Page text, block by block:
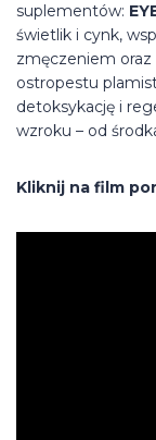
suplementów:
świetlik i cynk,
zmęczeniem oraz
ostropestu
detoksykację i
wzroku – od
Kliknij na film